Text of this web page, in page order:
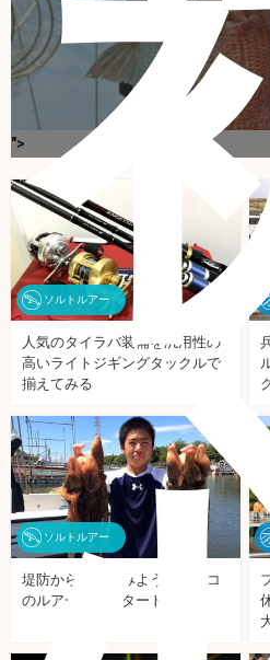
">
ソルトルアー
人気のタイラバ装備を汎用性の
高いライトジギングタックルで
揃えてみる
ソルトルアー
堤防から狙ってみよう。マダコ
のルアー釣りスタートガイド